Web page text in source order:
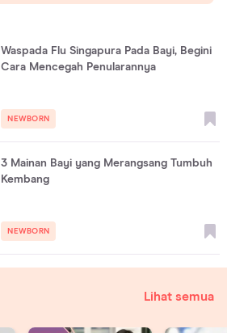
Waspada Flu Singapura Pada Bayi, Begini
Cara Mencegah Penularannya
NEWBORN
3 Mainan Bayi yang Merangsang Tumbuh
Kembang
NEWBORN
Lihat semua